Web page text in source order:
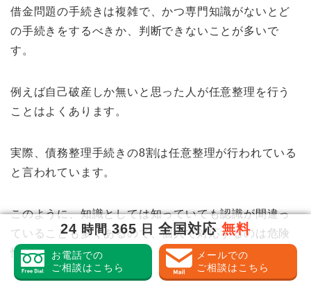
借金問題の手続きは複雑で、かつ専門知識がないとど
の手続きをするべきか、判断できないことが多いで
す。
例えば自己破産しか無いと思った人が任意整理を行う
ことはよくあります。
実際、債務整理手続きの8割は任意整理が行われている
と言われています。
このように、知識としては知っていても認識が間違っ
ていることも多くあるので、個人で対応するのは危険
性があります。
24 時間365日 全国対応無料
お電話での
ご相談はこちら
メールでの
ご相談はこちら